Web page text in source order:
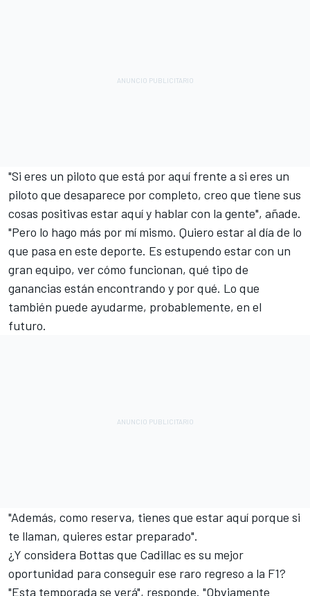
"Si eres un piloto que está por aquí frente a si eres un
piloto que desaparece por completo, creo que tiene sus
cosas positivas estar aquí y hablar con la gente", añade.
"Pero lo hago más por mí mismo. Quiero estar al día de lo
que pasa en este deporte. Es estupendo estar con un
gran equipo, ver cómo funcionan, qué tipo de
ganancias están encontrando y por qué. Lo que
también puede ayudarme, probablemente, en el
futuro.
"Además, como reserva, tienes que estar aquí porque si
te llaman, quieres estar preparado".
¿Y considera Bottas que Cadillac es su mejor
oportunidad para conseguir ese raro regreso a la F1?
"Esta temporada se verá", responde. "Obviamente